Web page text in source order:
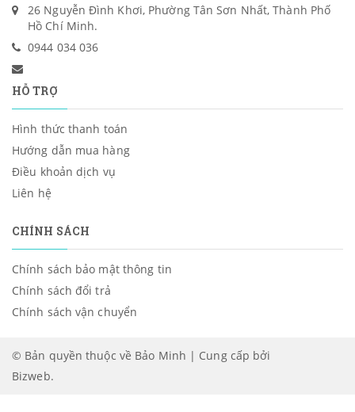
26 Nguyễn Đình Khơi, Phường Tân Sơn Nhất, Thành Phố
Hồ Chí Minh.
0944 034 036
HỖ TRỢ
Hình thức thanh toán
Hướng dẫn mua hàng
Điều khoản dịch vụ
Liên hệ
CHÍNH SÁCH
Chính sách bảo mật thông tin
Chính sách đổi trả
Chính sách vận chuyển
© Bản quyền thuộc về Bảo Minh | Cung cấp bởi
Bizweb.